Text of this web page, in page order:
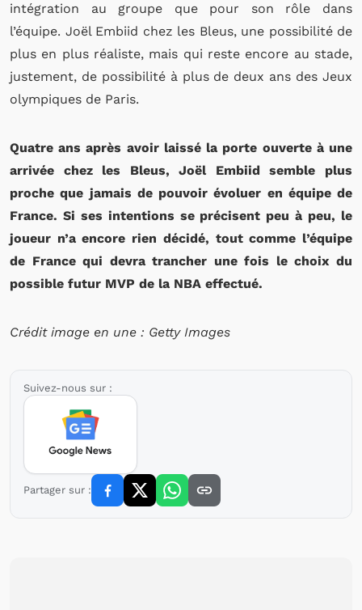
intégration au groupe que pour son rôle dans
l’équipe. Joël Embiid chez les Bleus, une possibilité de
plus en plus réaliste, mais qui reste encore au stade,
justement, de possibilité à plus de deux ans des Jeux
olympiques de Paris.
Quatre ans après avoir laissé la porte ouverte à une
arrivée chez les Bleus, Joël Embiid semble plus
proche que jamais de pouvoir évoluer en équipe de
France. Si ses intentions se précisent peu à peu, le
joueur n’a encore rien décidé, tout comme l’équipe
de France qui devra trancher une fois le choix du
possible futur MVP de la NBA effectué.
Crédit image en une : Getty Images
Suivez-nous sur :
Partager sur :